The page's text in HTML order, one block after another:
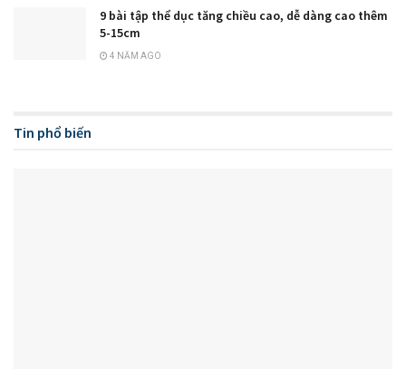
9 bài tập thể dục tăng chiều cao, dễ dàng cao thêm
5-15cm
4 NĂM AGO
Tin phổ biến